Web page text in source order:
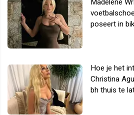
poseert in
Hoe je het
Christina
bh thuis te